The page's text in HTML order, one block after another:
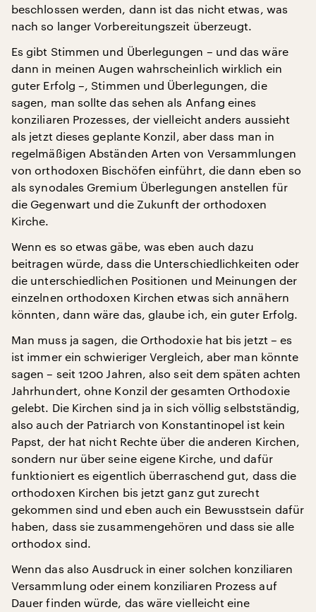
beschlossen werden, dann ist das nicht etwas, was
nach so langer Vorbereitungszeit überzeugt.
Es gibt Stimmen und Überlegungen – und das wäre
dann in meinen Augen wahrscheinlich wirklich ein
guter Erfolg –, Stimmen und Überlegungen, die
sagen, man sollte das sehen als Anfang eines
konziliaren Prozesses, der vielleicht anders aussieht
als jetzt dieses geplante Konzil, aber dass man in
regelmäßigen Abständen Arten von Versammlungen
von orthodoxen Bischöfen einführt, die dann eben so
als synodales Gremium Überlegungen anstellen für
die Gegenwart und die Zukunft der orthodoxen
Kirche.
Wenn es so etwas gäbe, was eben auch dazu
beitragen würde, dass die Unterschiedlichkeiten oder
die unterschiedlichen Positionen und Meinungen der
einzelnen orthodoxen Kirchen etwas sich annähern
könnten, dann wäre das, glaube ich, ein guter Erfolg.
Man muss ja sagen, die Orthodoxie hat bis jetzt – es
ist immer ein schwieriger Vergleich, aber man könnte
sagen – seit 1200 Jahren, also seit dem späten achten
Jahrhundert, ohne Konzil der gesamten Orthodoxie
gelebt. Die Kirchen sind ja in sich völlig selbstständig,
also auch der Patriarch von Konstantinopel ist kein
Papst, der hat nicht Rechte über die anderen Kirchen,
sondern nur über seine eigene Kirche, und dafür
funktioniert es eigentlich überraschend gut, dass die
orthodoxen Kirchen bis jetzt ganz gut zurecht
gekommen sind und eben auch ein Bewusstsein dafür
haben, dass sie zusammengehören und dass sie alle
orthodox sind.
Wenn das also Ausdruck in einer solchen konziliaren
Versammlung oder einem konziliaren Prozess auf
Dauer finden würde, das wäre vielleicht eine